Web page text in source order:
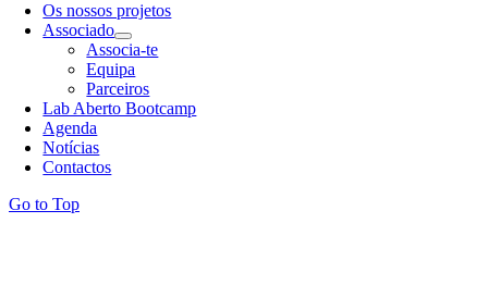
Os nossos projetos
Associado
Associa-te
Equipa
Parceiros
Lab Aberto Bootcamp
Agenda
Notícias
Contactos
Go to Top